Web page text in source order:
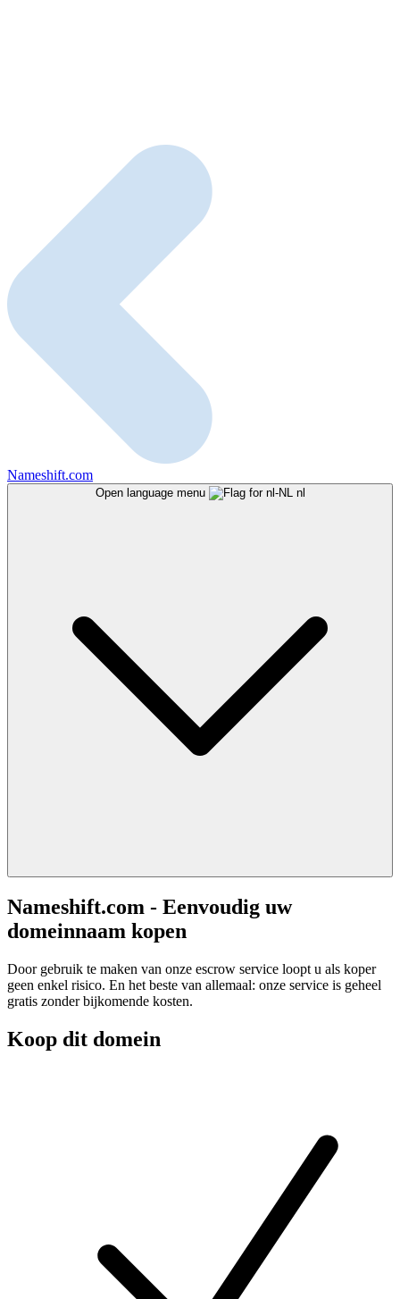
Nameshift.com
Open language menu nl
Nameshift.com - Eenvoudig uw
domeinnaam kopen
Door gebruik te maken van onze escrow service loopt u als koper
geen enkel risico. En het beste van allemaal: onze service is geheel
gratis zonder bijkomende kosten.
Koop dit domein